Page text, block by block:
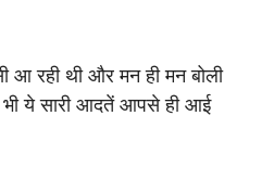
आ रही थी और मन ही मन बोली
ये सारी आदतें आपसे ही आई